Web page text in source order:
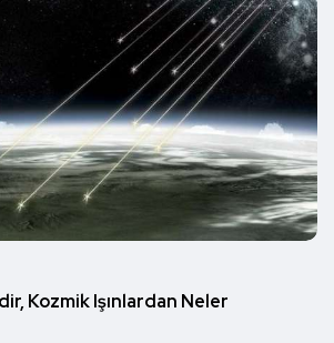
Kozmik Işınlardan Neler